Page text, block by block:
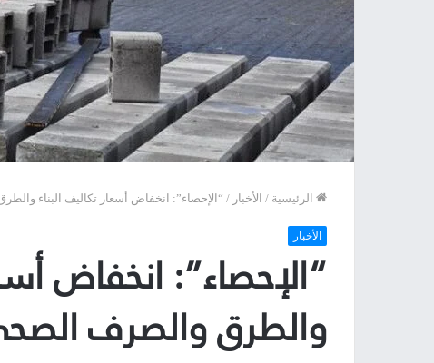
الرئيسية / الأخبار / “الإحصاء”: انخفاض أسعار تكاليف البناء
الأخبار
“الإحصاء”: انخفاض
والطرق والصرف